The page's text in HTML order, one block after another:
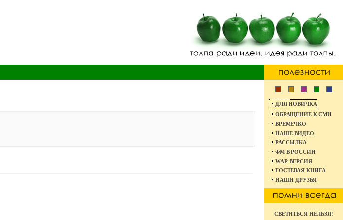
ДЛЯ НОВИЧКА
ОБРАЩЕНИЕ К СМИ
ВРЕМЕЧКО
НАШЕ ВИДЕО
РАССЫЛКА
ФМ В РОССИИ
WAP-ВЕРСИЯ
ГОСТЕВАЯ КНИГА
НАШИ ДРУЗЬЯ
СВЕТИТЬСЯ НЕЛЬЗЯ!